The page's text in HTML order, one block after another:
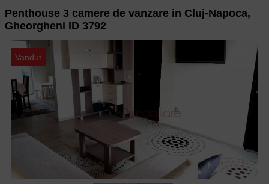
Penthouse 3 camere de vanzare in Cluj-Napoca,
Gheorgheni ID 3792
Vandut